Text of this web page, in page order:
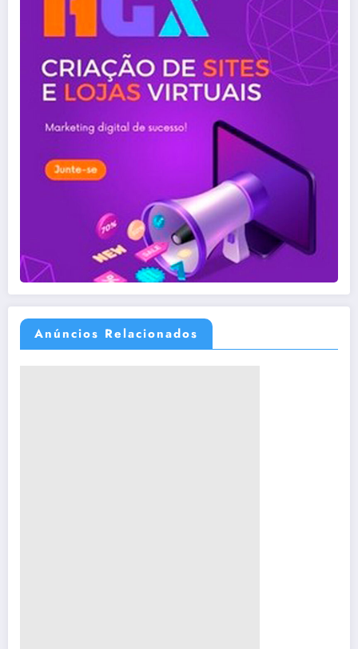
Anúncios Relacionados